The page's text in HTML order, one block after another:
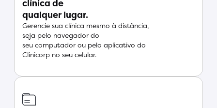
clínica de
qualquer lugar.
Gerencie sua clínica mesmo à distância,
seja pelo navegador do
seu computador ou pelo aplicativo do
Clinicorp no seu celular.